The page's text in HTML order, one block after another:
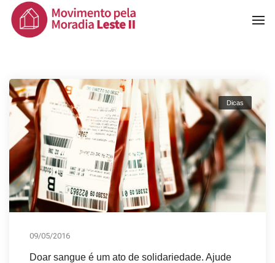
Dicas
09/05/2016
Doar sangue é um ato de solidariedade. Ajude